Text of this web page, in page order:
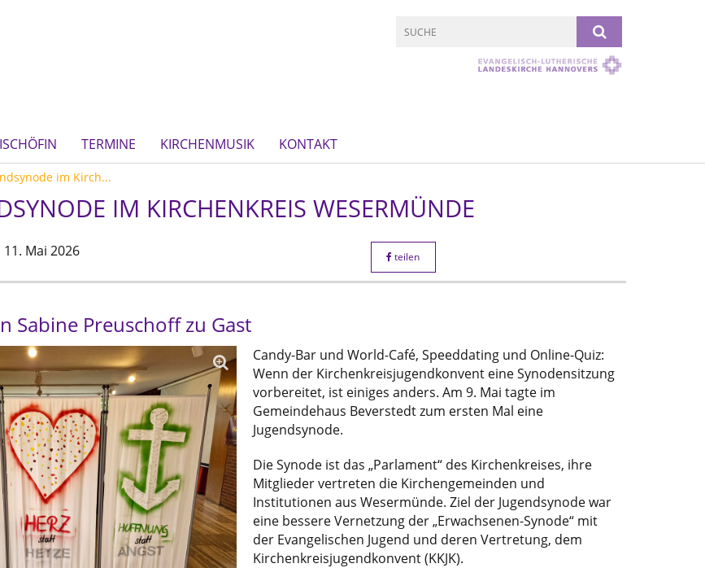
TERMINE KIRCHENMUSIK KONTAKT
im Kirch...
IM KIRCHENKREIS WESERMÜNDE
11. Mai 2026 teilen
Sabine Preuschoff zu Gast
Candy-Bar und World-Café, Speeddating und Online-Quiz:
Wenn der Kirchenkreisjugendkonvent eine Synodensitzung
vorbereitet, ist einiges anders. Am 9. Mai tagte im
Gemeindehaus Beverstedt zum ersten Mal eine
Jugendsynode.
Die Synode ist das „Parlament“ des Kirchenkreises, ihre
Mitglieder vertreten die Kirchengemeinden und
Institutionen aus Wesermünde. Ziel der Jugendsynode war
eine bessere Vernetzung der „Erwachsenen-Synode“ mit
der Evangelischen Jugend und deren Vertretung, dem
Kirchenkreisjugendkonvent (KKJK).